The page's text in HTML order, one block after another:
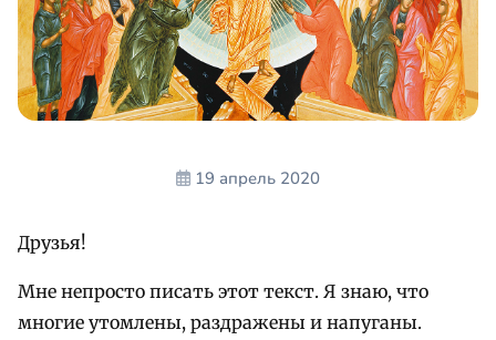
19 апрель 2020
Друзья!
Мне непросто писать этот текст. Я знаю, что
многие утомлены, раздражены и напуганы.